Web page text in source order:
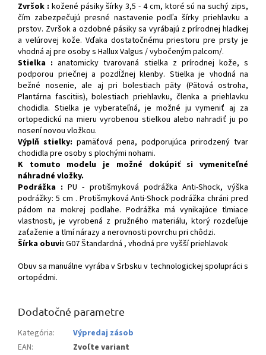
Zvršok : kožené pásiky šírky 3,5 - 4 cm, ktoré sú na suchý zips,
čím zabezpečujú presné nastavenie podľa šírky priehlavku a
prstov. Zvršok a ozdobné pásiky sa vyrábajú z prírodnej hladkej
a velúrovej kože. Vďaka dostatočnému priestoru pre prsty je
vhodná aj pre osoby s Hallux Valgus / vybočeným palcom/.
Stielka : anatomicky tvarovaná stielka z prírodnej kože, s
podporou priečnej a pozdĺžnej klenby. Stielka je vhodná na
bežné nosenie, ale aj pri bolestiach päty (Pätová ostroha,
Plantárna fascitiis), bolestiach priehlavku, členka a priehlavku
chodidla. Stielka je vyberateľná, je možné ju vymeniť aj za
ortopedickú na mieru vyrobenou stielkou alebo nahradiť ju po
nosení novou vložkou.
Výplň stielky: pamäťová pena, podporujúca prirodzený tvar
chodidla pre osoby s plochými nohami.
K tomuto modelu je možné dokúpiť si vymeniteľné
náhradné vložky.
Podrážka :PU - protišmyková podrážka Anti-Shock, výška
podrážky: 5 cm . Protišmyková Anti-Shock podrážka chráni pred
pádom na mokrej podlahe. Podrážka má vynikajúce tlmiace
vlastnosti, je vyrobená z pružného materiálu, ktorý rozdeľuje
zaťaženie a tlmí nárazy a nerovnosti povrchu pri chôdzi.
Šírka obuvi: G07 Štandardná , vhodná pre vyšší priehlavok
Obuv sa manuálne vyrába v Srbsku v technologickej spolupráci s
ortopédmi.
Dodatočné parametre
Kategória:
Výpredaj zásob
EAN:
Zvoľte variant